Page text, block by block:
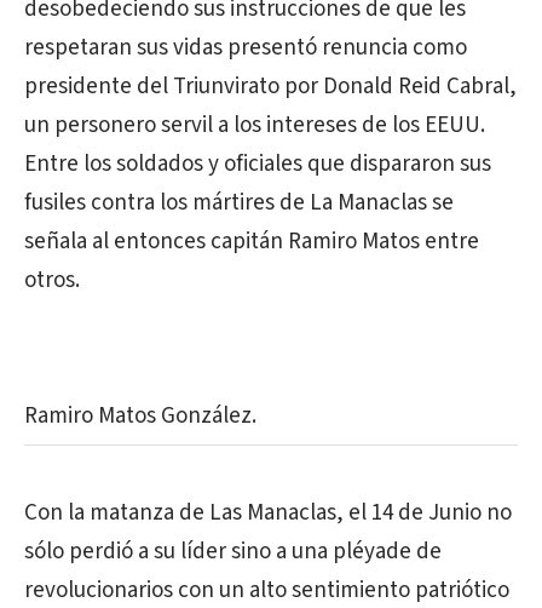
desobedeciendo sus instrucciones de que les
respetaran sus vidas presentó renuncia como
presidente del Triunvirato por Donald Reid Cabral,
un personero servil a los intereses de los EEUU.
Entre los soldados y oficiales que dispararon sus
fusiles contra los mártires de La Manaclas se
señala al entonces capitán Ramiro Matos entre
otros.
Ramiro Matos González.
Con la matanza de Las Manaclas, el 14 de Junio no
sólo perdió a su líder sino a una pléyade de
revolucionarios con un alto sentimiento patriótico